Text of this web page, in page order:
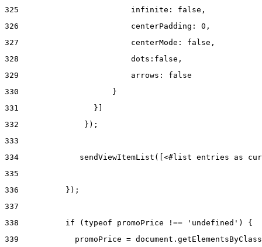
325
                        infinite: false,
326
                        centerPadding: 0,
327
                        centerMode: false,
328
                        dots:false,
329
                        arrows: false
330
                    }
331
                }]
332
              });
333
334
sendViewItemList([<#list entries as
335
336
          });
337
338
          if (typeof promoPrice !== 'undefined') {
339
promoPrice =